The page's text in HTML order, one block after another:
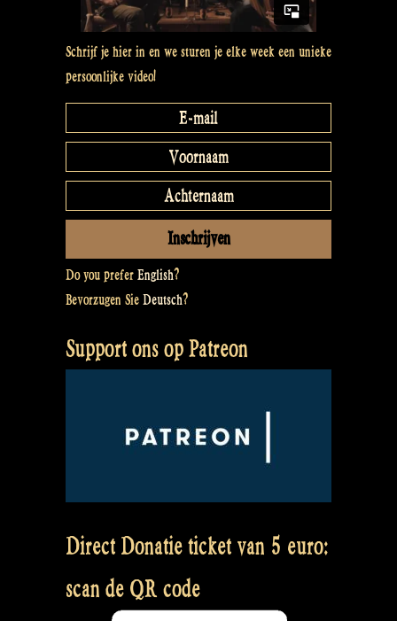
Schrijf je hier in en we sturen je elke week een unieke
persoonlijke video!
Do you prefer English?
Bevorzugen Sie Deutsch?
Support ons op Patreon
Direct Donatie ticket van 5 euro:
scan de QR code